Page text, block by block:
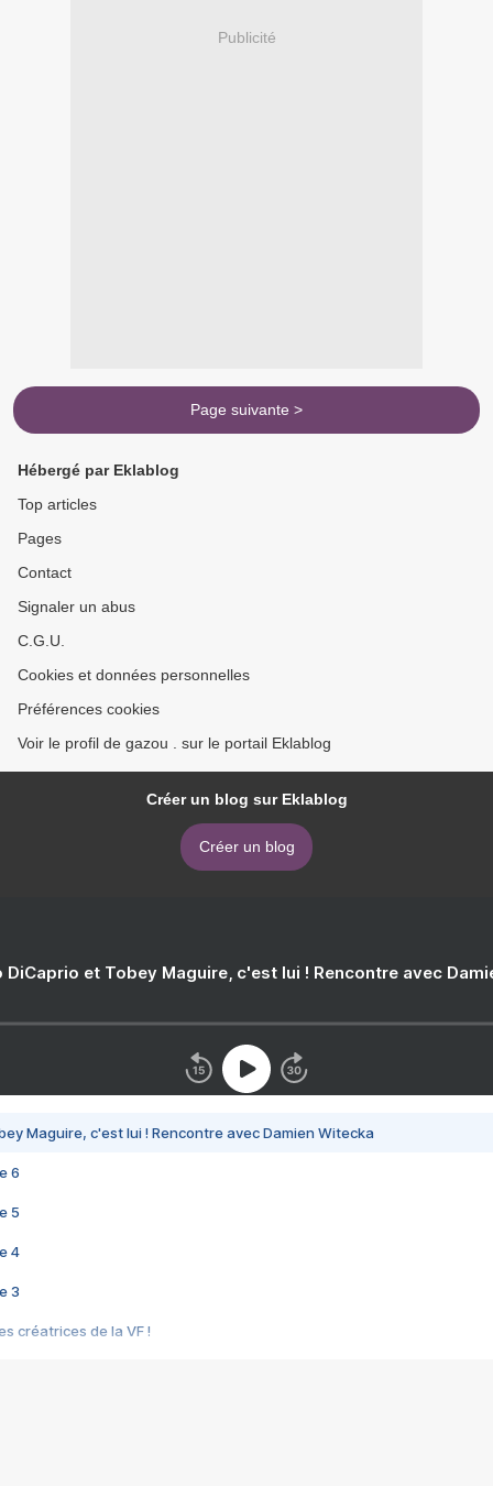
Publicité
Page suivante >
Hébergé par Eklablog
Top articles
Pages
Contact
Signaler un abus
C.G.U.
Cookies et données personnelles
Préférences cookies
Voir le profil de gazou . sur le portail Eklablog
Créer un blog sur Eklablog
Créer un blog
DiCaprio et Tobey Maguire, c'est lui ! Rencontre avec
Maguire, c'est lui ! Rencontre avec Damien Witecka
6
5
4
3
créatrices de la VF !